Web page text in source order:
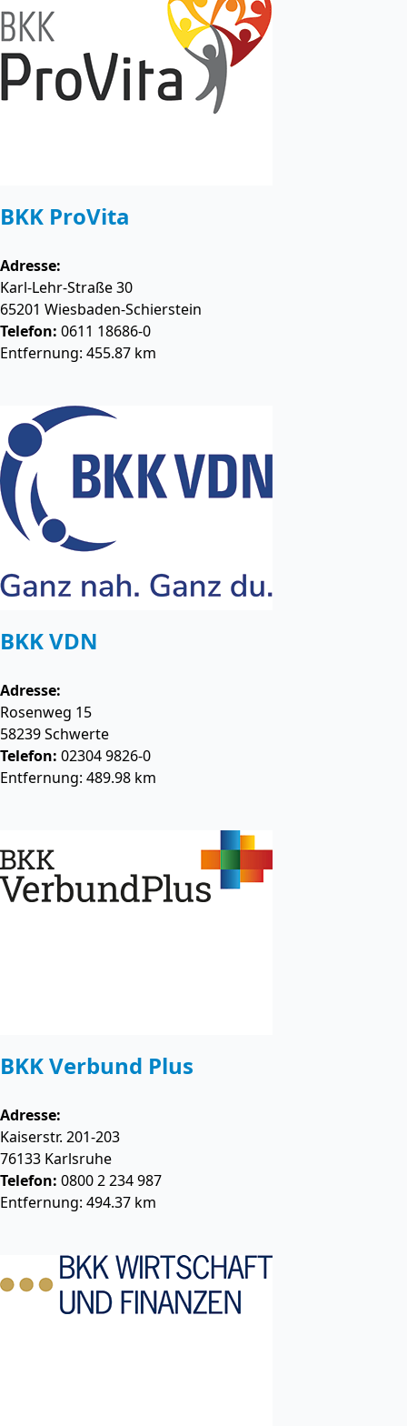
BKK ProVita
Adresse:
Karl-Lehr-Straße 30
65201 Wiesbaden-Schierstein
Telefon: 0611 18686-0
Entfernung: 455.87 km
BKK VDN
Adresse:
Rosenweg 15
58239Schwerte
Telefon: 02304 9826-0
Entfernung: 489.98 km
BKK Verbund Plus
Adresse:
Kaiserstr. 201-203
76133 Karlsruhe
Telefon: 0800 2 234 987
Entfernung: 494.37 km